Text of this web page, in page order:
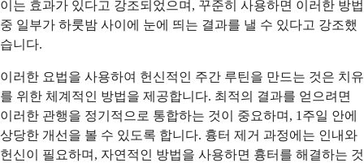
이는 효과가 있다고 강조되었으며, 꾸준히 사용하면 이러한 방법
중 일부가 하룻밤 사이에 눈에 띄는 결과를 낼 수 있다고 강조했
습니다.
이러한 요법을 사용하여 헌신적인 주간 루틴을 만드는 것은 치유
를 위한 체계적인 방법을 제공합니다. 최적의 결과를 얻으려면
이러한 관행을 정기적으로 통합하는 것이 중요하며, 1주일 안에
상당한 개선을 볼 수 있도록 합니다. 흉터 제거 과정에는 인내와
헌신이 필요하며, 자연적인 방법을 사용하면 흉터를 해결하는 것